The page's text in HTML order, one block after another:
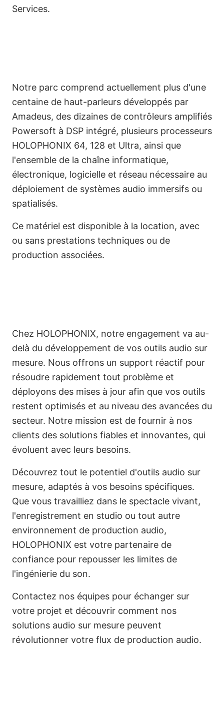
English
Services.
Notre parc comprend actuellement plus d'une
centaine de haut-parleurs développés par
Amadeus, des dizaines de contrôleurs amplifiés
Powersoft à DSP intégré, plusieurs processeurs
HOLOPHONIX 64, 128 et Ultra, ainsi que
l'ensemble de la chaîne informatique,
électronique, logicielle et réseau nécessaire au
déploiement de systèmes audio immersifs ou
spatialisés.
Ce matériel est disponible à la location, avec
ou sans prestations techniques ou de
production associées.
Chez HOLOPHONIX, notre engagement va au-
delà du développement de vos outils audio sur
mesure. Nous offrons un support réactif pour
résoudre rapidement tout problème et
déployons des mises à jour afin que vos outils
restent optimisés et au niveau des avancées du
secteur. Notre mission est de fournir à nos
clients des solutions fiables et innovantes, qui
évoluent avec leurs besoins.
Découvrez tout le potentiel d'outils audio sur
mesure, adaptés à vos besoins spécifiques.
Que vous travailliez dans le spectacle vivant,
l'enregistrement en studio ou tout autre
environnement de production audio,
HOLOPHONIX est votre partenaire de
confiance pour repousser les limites de
l'ingénierie du son.
Contactez nos équipes pour échanger sur
votre projet et découvrir comment nos
solutions audio sur mesure peuvent
révolutionner votre flux de production audio.